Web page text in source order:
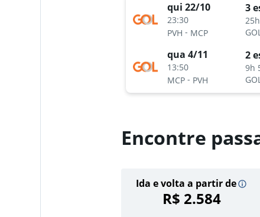
qui 22/10
23:30
PVH - MCP
3
GOL
qua 4/11
13:50
MCP- PVH
2
9h
GOL
Encontre
Ida e volta a partir de
R$ 2.584